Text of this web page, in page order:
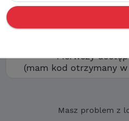
w szkole?
Aby
opcję „Pierwszy
Pierwszy dostęp
(mam kod otrzymany
Masz problem z